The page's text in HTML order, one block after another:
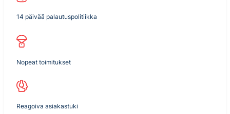
14 päivää palautuspolitiikka
Nopeat toimitukset
Reagoiva asiakastuki